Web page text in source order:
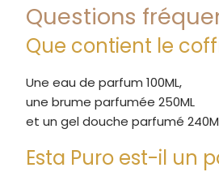
Questions
Que contient le
Une eau de parfum 100ML,
une brume parfumée 250ML
et un gel douche parfumé
Esta Puro est-il un